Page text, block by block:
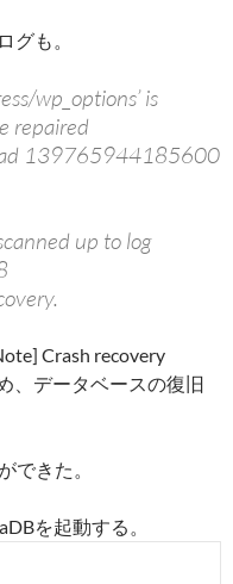
グも。
wp_options’ is
repaired
139765944185600
up to log
Crash recovery
、データベースの復旧
できた。
を起動する。